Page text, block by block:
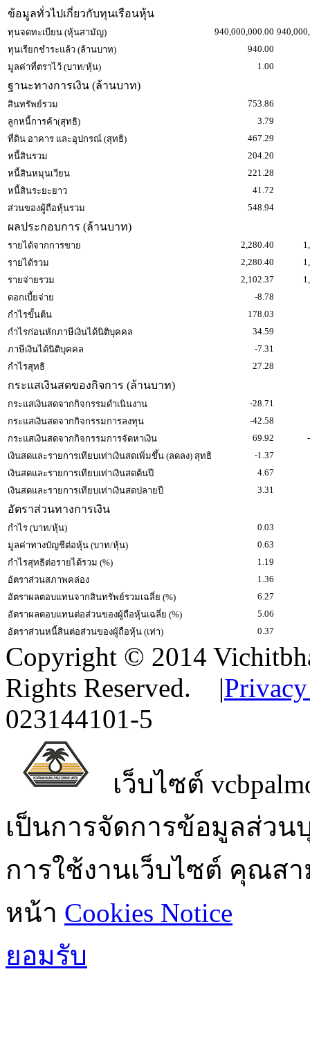
ข้อมูลทั่วไปเกี่ยวกับทุนเรือนหุ้น
ทุนจดทะเบียน (หุ้นสามัญ) 940,000,000.00
ทุนเรียกชำระแล้ว (ล้านบาท)
940.00
มูลค่าที่ตราไว้ (บาท/หุ้น)
1.00
ฐานะทางการเงิน (ล้านบาท)
สินทรัพย์รวม
753.86
ลูกหนี้การค้า(สุทธิ)
3.79
ที่ดิน อาคาร และอุปกรณ์ (สุทธิ)
467.29
หนี้สินรวม
204.20
หนี้สินหมุนเวียน
221.28
หนี้สินระยะยาว
41.72
ส่วนของผู้ถือหุ้นรวม
548.94
ผลประกอบการ (ล้านบาท)
รายได้จากการขาย 2,280.40
รายได้รวม
2,280.40
รายจ่ายรวม
2,102.37
ดอกเบี้ยจ่าย
-8.78
กำไรขั้นต้น
178.03
กำไรก่อนหักภาษีเงินได้นิติบุคคล
34.59
ภาษีเงินได้นิติบุคคล
-7.31
กำไรสุทธิ
27.28
กระแสเงินสดของกิจการ (ล้านบาท)
กระแสเงินสดจากกิจกรรมดำเนินงาน
-28.71
กระแสเงินสดจากกิจกรรมการลงทุน
-42.58
กระแสเงินสดจากกิจกรรมการจัดหาเงิน
69.92
เงินสดและรายการเทียบเท่าเงินสดเพิ่มขึ้น (ลดลง) สุทธิ
-1.37
เงินสดและรายการเทียบเท่าเงินสดต้นปี
4.67
เงินสดและรายการเทียบเท่าเงินสดปลายปี
3.31
อัตราส่วนทางการเงิน
กำไร (บาท/หุ้น)
0.03
มูลค่าทางบัญชีต่อหุ้น (บาท/หุ้น)
0.63
กำไรสุทธิต่อรายได้รวม (%)
1.19
อัตราส่วนสภาพคล่อง
1.36
อัตราผลตอบแทนจากสินทรัพย์รวมเฉลี่ย (%)
6.27
อัตราผลตอบแทนต่อส่วนของผู้ถือหุ้นเฉลี่ย (%)
5.06
อัตราส่วนหนี้สินต่อส่วนของผู้ถือหุ้น (เท่า)
0.37
Copyright © 2014
Rights Reserved.
|
023144101-5
เว็บไซต์
เป็นการจัดการข้อมูลส่ว
การใช้งานเว็บไซต์ คุณส
หน้า Cookies Notice
ยอมรับ